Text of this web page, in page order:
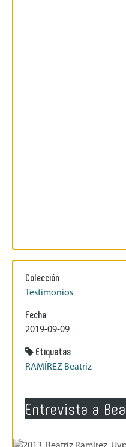
Colección
Testimonios
Fecha
2019-09-09
Etiquetas
RAMÍREZ Beatriz
Entrevista a